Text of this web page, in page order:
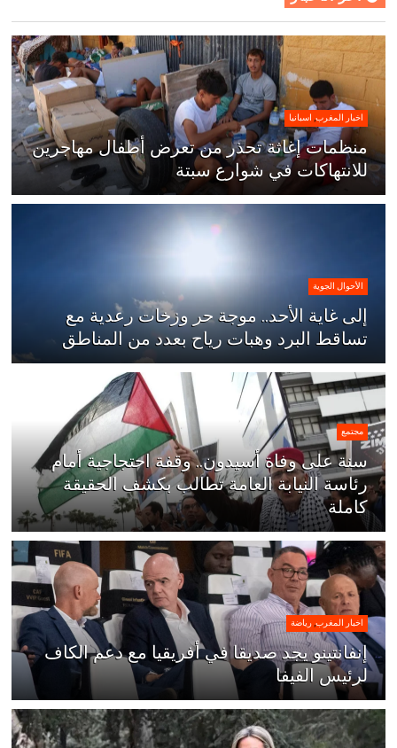
اخبار المغرب اسبانيا
منظمات إغاثة تحذر من تعرض أطفال مهاجرين
للانتهاكات في شوارع سبتة
الأحوال الجوية
إلى غاية الأحد.. موجة حر وزخات رعدية مع
تساقط البرد وهبات رياح بعدد من المناطق
مجتمع
سنة على وفاة أسيدون.. وقفة احتجاجية أمام
رئاسة النيابة العامة تطالب بكشف الحقيقة
كاملة
اخبار المغرب ,رياضة
إنفانتينو يجد صديقا في أفريقيا مع دعم الكاف
لرئيس الفيفا